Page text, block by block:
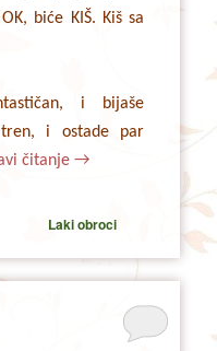
biće KIŠ. Kiš sa
i bijaše
i ostade par
čitanje→
Laki obroci